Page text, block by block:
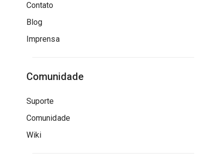
Contato
Blog
Imprensa
Comunidade
Suporte
Comunidade
Wiki